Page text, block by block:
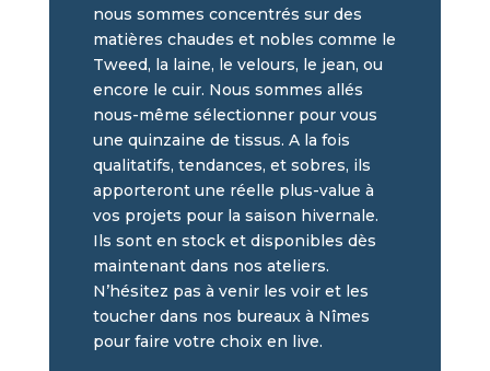
nous sommes concentrés sur des
matières chaudes et nobles comme le
Tweed, la laine, le velours, le jean, ou
encore le cuir. Nous sommes allés
nous-même sélectionner pour vous
une quinzaine de tissus. A la fois
qualitatifs, tendances, et sobres, ils
apporteront une réelle plus-value à
vos projets pour la saison hivernale.
Ils sont en stock et disponibles dès
maintenant dans nos ateliers.
N’hésitez pas à venir les voir et les
toucher dans nos bureaux à Nîmes
pour faire votre choix en live.